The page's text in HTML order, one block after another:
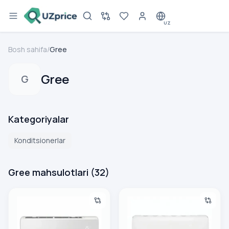
UZ
Bosh sahifa/Gree
G Gree
Kategoriyalar
Konditsionerlar
Gree mahsulotlari (32)